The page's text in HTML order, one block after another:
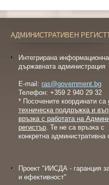
АДМИНИСТРАТИВЕН
Интегрирана
държавната администрация
E-mail: ras@government.bg
Телефон: +359 2 940 29 32
* Посочените координати са
техническа поддръжка и
връзка с работата на
регистър. Те не са връзка с
конкретна административна
Проект "ИИСДА - гаранция
и ефективност"